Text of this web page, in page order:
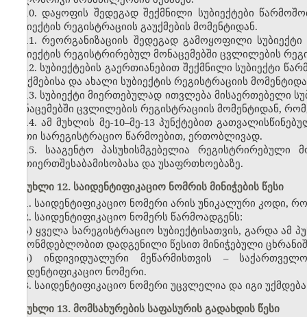
10. დაყოფის შედეგად შექმნილი სუბიექტები
სუბიექტის რეგისტრაციის გაუქმების მომენტიდან.
11. რეორგანიზაციის შედეგად გამოყოფილი
სუბიექტის რეგისტრირებულ მონაცემებში ცვლილების
12. სუბიექტების გაერთიანებით შექმნილი სუბიექტი
გაუქმებისა და ახალი სუბიექტის რეგისტრაციის
13. სუბიექტი მიერთებულად ითვლება მისაერთებელი
მონაცემებში ცვლილების რეგისტრაციის მომენტიდან,
14. ამ მუხლის მე-10–მე-13 პუნქტებით
ერთი სარეგისტრაციო წარმოებით, ერთობლივად.
15. სააგენტო პასუხისმგებელია რეგისტრირებული
ურთიერთშესაბამისობასა და უსაფრთხოებაზე.
მუხლი 12. საიდენტიფიკაციო ნომრის მინიჭების წესი
1. საიდენტიფიკაციო ნომერი არის უნიკალური კოდი,
2. საიდენტიფიკაციო ნომერს წარმოადგენს:
ა) ყველა სარეგისტრაციო სუბიექტისათვის, გარდა ამ
კანონმდებლობით დადგენილი წესით მინიჭებული
ბ) ინდივიდუალური მეწარმისთვის –
საიდენტიფიკაციო ნომერი.
3. საიდენტიფიკაციო ნომერი უცვლელია და იგი
მუხლი 13. მომსახურების საფასურის გადახდის წესი